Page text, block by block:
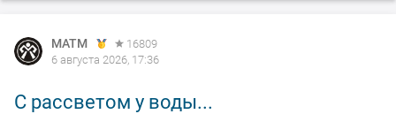
MATM
16809
6 августа 2026, 17:36
С рассветом у воды...